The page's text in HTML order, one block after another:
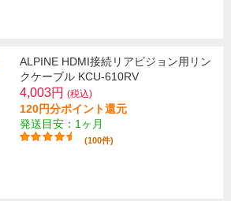
ALPINE HDMI接続リアビジョン用リン
クケーブル KCU-610RV
4,003円 (税込)
120円分ポイント還元
発送目安：1ヶ月
(100件)